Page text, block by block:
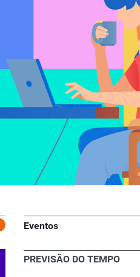
Eventos
PREVISÃO DO TEMPO